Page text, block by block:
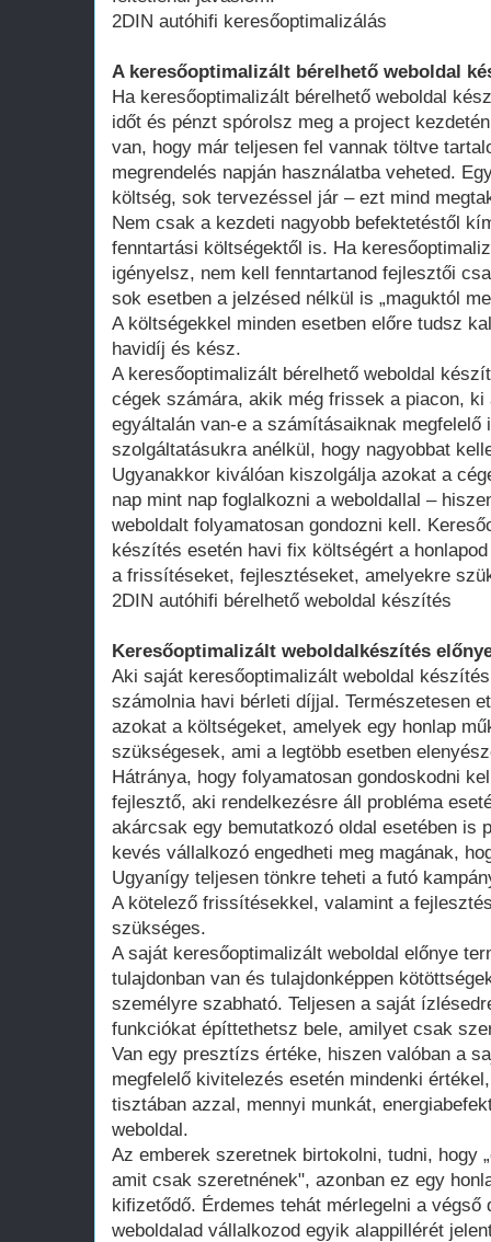
2DIN autóhifi keresőoptimalizálás
A keresőoptimalizált bérelhető weboldal
Ha keresőoptimalizált bérelhető weboldal
időt és pénzt spórolsz meg a project
van, hogy már teljesen fel vannak töltve
megrendelés napján használatba veheted.
költség, sok tervezéssel jár – ezt mind
Nem csak a kezdeti nagyobb befektetéstől
fenntartási költségektől is. Ha
igényelsz, nem kell fenntartanod fejlesztői
sok esetben a jelzésed nélkül is „maguktól
A költségekkel minden esetben előre tudsz
havidíj és kész.
A keresőoptimalizált bérelhető weboldal
cégek számára, akik még frissek a piacon, ki
egyáltalán van-e a számításaiknak megfelelő
szolgáltatásukra anélkül, hogy nagyobbat
Ugyanakkor kiválóan kiszolgálja azokat a
nap mint nap foglalkozni a weboldallal –
weboldalt folyamatosan gondozni kell.
készítés esetén havi fix költségért a
a frissítéseket, fejlesztéseket, amelyekre
2DIN autóhifi bérelhető weboldal készítés
Keresőoptimalizált weboldalkészítés
Aki saját keresőoptimalizált weboldal
számolnia havi bérleti díjjal. Természetesen
azokat a költségeket, amelyek egy honlap
szükségesek, ami a legtöbb esetben
Hátránya, hogy folyamatosan gondoskodni
fejlesztő, aki rendelkezésre áll probléma
akárcsak egy bemutatkozó oldal esetében is
kevés vállalkozó engedheti meg magának,
Ugyanígy teljesen tönkre teheti a futó
A kötelező frissítésekkel, valamint a
szükséges.
A saját keresőoptimalizált weboldal előnye
tulajdonban van és tulajdonképpen
személyre szabható. Teljesen a saját
funkciókat építtethetsz bele, amilyet csak
Van egy presztízs értéke, hiszen valóban a
megfelelő kivitelezés esetén mindenki
tisztában azzal, mennyi munkát,
weboldal.
Az emberek szeretnek birtokolni, tudni, hogy
amit csak szeretnének", azonban ez egy
kifizetődő. Érdemes tehát mérlegelni a végső
weboldalad vállalkozod egyik alappillérét